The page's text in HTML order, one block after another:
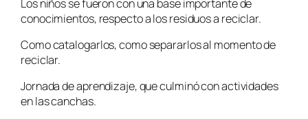
Los niños se fueron con una base importante de
conocimientos, respecto a los residuos a reciclar.
Como catalogarlos, como separarlos al momento de
reciclar.
Jornada de aprendizaje, que culminó con actividades
en las canchas.